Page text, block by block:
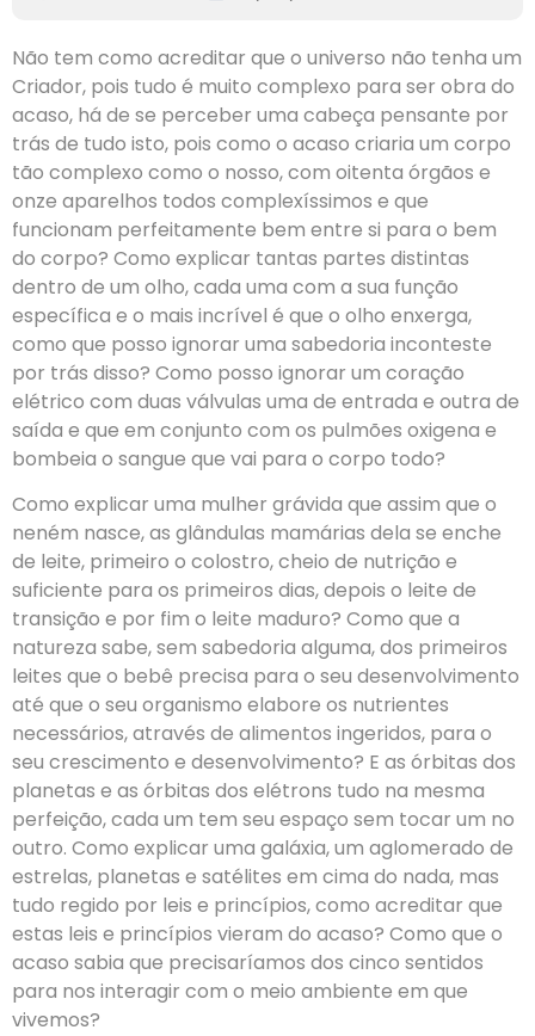
Não tem como acreditar que o universo não tenha um
Criador, pois tudo é muito complexo para ser obra do
acaso, há de se perceber uma cabeça pensante por
trás de tudo isto, pois como o acaso criaria um corpo
tão complexo como o nosso, com oitenta órgãos e
onze aparelhos todos complexíssimos e que
funcionam perfeitamente bem entre si para o bem
do corpo? Como explicar tantas partes distintas
dentro de um olho, cada uma com a sua função
específica e o mais incrível é que o olho enxerga,
como que posso ignorar uma sabedoria inconteste
por trás disso? Como posso ignorar um coração
elétrico com duas válvulas uma de entrada e outra de
saída e que em conjunto com os pulmões oxigena e
bombeia o sangue que vai para o corpo todo?
Como explicar uma mulher grávida que assim que o
neném nasce, as glândulas mamárias dela se enche
de leite, primeiro o colostro, cheio de nutrição e
suficiente para os primeiros dias, depois o leite de
transição e por fim o leite maduro? Como que a
natureza sabe, sem sabedoria alguma, dos primeiros
leites que o bebê precisa para o seu desenvolvimento
até que o seu organismo elabore os nutrientes
necessários, através de alimentos ingeridos, para o
seu crescimento e desenvolvimento? E as órbitas dos
planetas e as órbitas dos elétrons tudo na mesma
perfeição, cada um tem seu espaço sem tocar um no
outro. Como explicar uma galáxia, um aglomerado de
estrelas, planetas e satélites em cima do nada, mas
tudo regido por leis e princípios, como acreditar que
estas leis e princípios vieram do acaso? Como que o
acaso sabia que precisaríamos dos cinco sentidos
para nos interagir com o meio ambiente em que
vivemos?